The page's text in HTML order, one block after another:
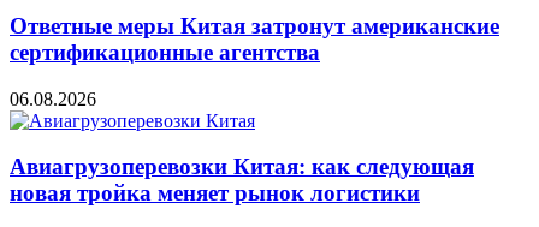
Ответные меры Китая затронут американские
сертификационные агентства
06.08.2026
Авиагрузоперевозки Китая: как следующая
новая тройка меняет рынок логистики